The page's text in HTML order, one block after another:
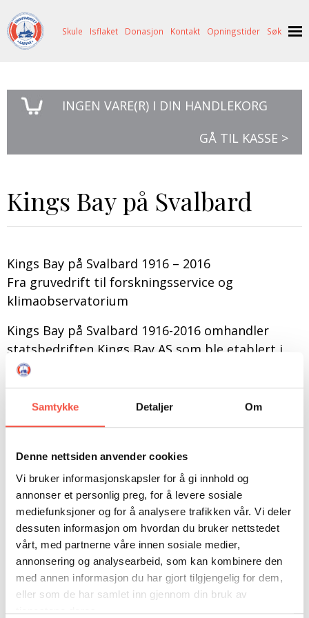
Samtykke Detaljer Om
Denne nettsiden anvender cookies
Vi bruker informasjonskapsler for å gi innhold og
annonser et personlig preg, for å levere sosiale
mediefunksjoner og for å analysere trafikken vår. Vi deler
dessuten informasjon om hvordan du bruker nettstedet
vårt, med partnerne våre innen sosiale medier,
annonsering og analysearbeid, som kan kombinere den
med annen informasjon du har gjort tilgjengelig for dem,
eller som de har samlet inn gjennom din bruk av
OM OSS
BILDE FRÅ MUSEET
ISHAVSSKUTA AARVAK
RAGNAR THORSETH – LEVD LIV
SVART GULL I BRANDAL CITY
ARRANGEMENT
HISTORIKK
ISHAVSMUSEETS VENNER
PERSONVERNERKLÆRING
FORTELLINGAR
NORDØST-GRØNLAND
PETER S. BRANDAL
BILDEGALLERI
NETTBUTIKK
ARRANGEMENT
SKULE
SKULEBESØK
ISHAVSQUIZ
FORTELLINGAR
ISFLAKET
KONTAKT
OPNINGSTIDER
Skule Isflaket Donasjon Kontakt Opningstider Søk
INGEN VARE(R) I DIN HANDLEKORG
GÅ TIL KASSE >
Kings Bay på Svalbard
Kings Bay på Svalbard 1916 – 2016
Fra gruvedrift til forskningsservice og
klimaobservatorium
Kings Bay på Svalbard 1916-2016 omhandler
statsbedriften Kings Bay AS som ble etablert i
1916 og kom i gang med gruvedrift på Svalbard i
1917. De ulike perioder med kullgruvedrift,
eksplosjonsulykken i 1962, og den totale
omstillingen fra gruvebedrift til arktisk
og driver Ny-Ålesund, – verdens nordligste
bysamfunn. Bygninger er bevart, – i økende grad
har en tatt hensyn til naturen. Samfunnet er
tilrettelagt for naturvitenskapelig forskning.
Forskningen er rettet mot arktisk natur og de
endringer som skjer samtidig med global
forurensning og oppvarming. Innenfor rammen
av norsk, statlig infrastruktur arbeider forskere